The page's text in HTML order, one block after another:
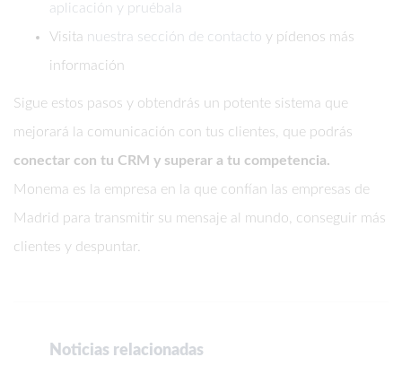
aplicación y pruébala
Visita nuestra sección de contacto y pídenos más
información
Sigue estos pasos y obtendrás un potente sistema que
mejorará la comunicación con tus clientes, que podrás
conectar con tu CRM y superar a tu competencia.
Monema es la empresa en la que confían las empresas de
Madrid para transmitir su mensaje al mundo, conseguir más
clientes y despuntar.
Noticias relacionadas